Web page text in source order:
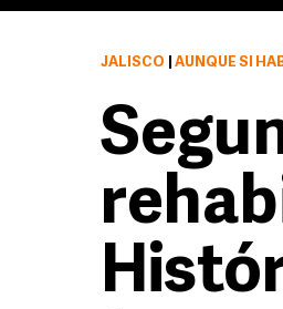
JALISCO AUNQUE SÍ HABRÁ